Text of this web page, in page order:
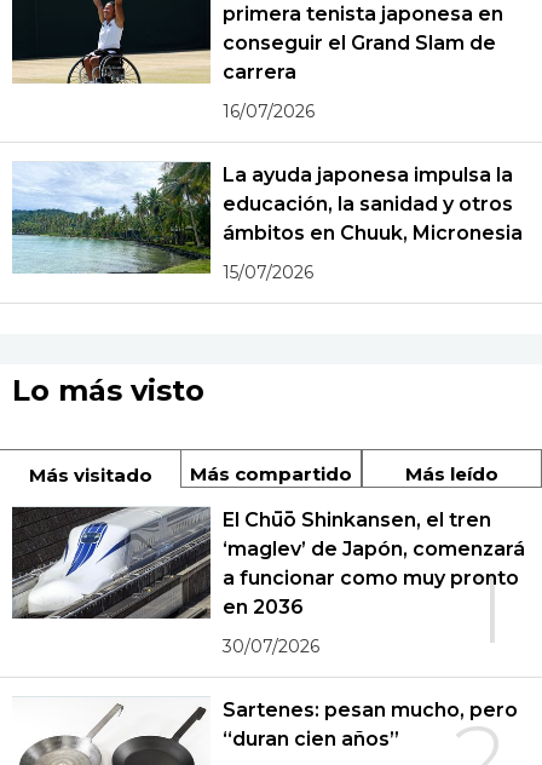
primera tenista japonesa en
conseguir el Grand Slam de
carrera
16/07/2026
La ayuda japonesa impulsa la
educación, la sanidad y otros
ámbitos en Chuuk, Micronesia
15/07/2026
Lo más visto
Más visitado Más compartido Más leído
1
El Chūō Shinkansen, el tren
‘maglev’ de Japón, comenzará
a funcionar como muy pronto
en 2036
30/07/2026
Sartenes: pesan mucho, pero
“duran cien años”